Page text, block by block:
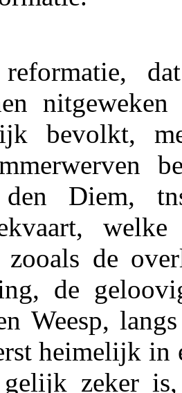
bevolkt,
Diem,
zooals de
de
Weesp,
heimelijk in
zeker